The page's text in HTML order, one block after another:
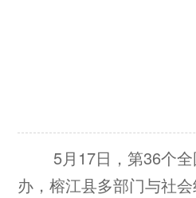
5月17日，第36个
办，榕江县多部门与社